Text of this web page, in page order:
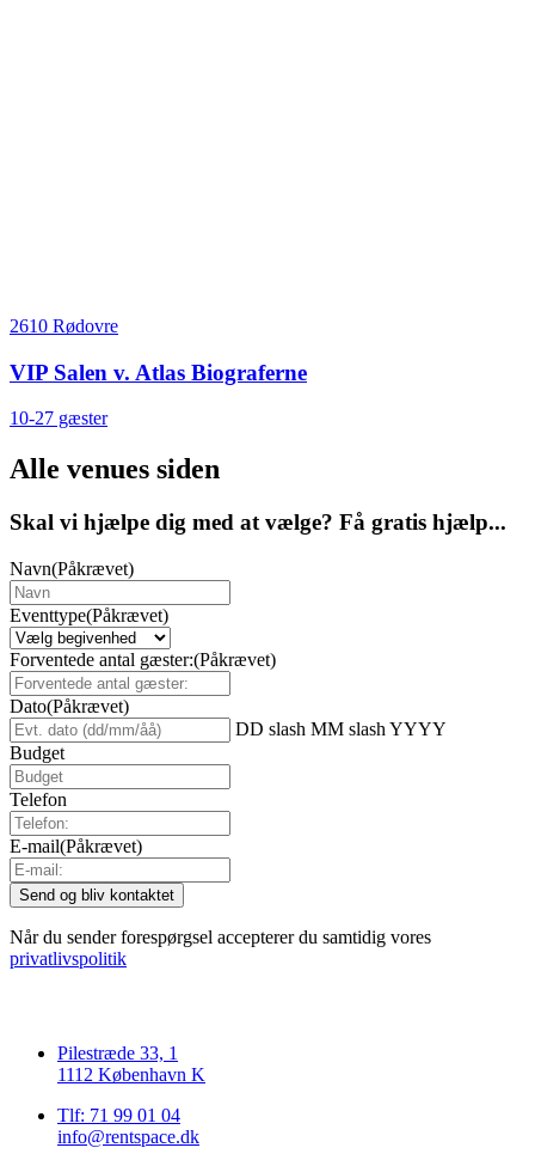
2610 Rødovre
VIP Salen v. Atlas Biograferne
10-27 gæster
Alle venues siden
Skal vi hjælpe dig med at vælge? Få gratis hjælp...
Navn(Påkrævet)
Eventtype(Påkrævet)
Forventede antal gæster:(Påkrævet)
Dato(Påkrævet)
DD slash MM slash YYYY
Budget
Telefon
E-mail(Påkrævet)
Når du sender forespørgsel accepterer du samtidig vores
privatlivspolitik
Pilestræde 33, 1
1112 København K
Tlf: 71 99 01 04
info@rentspace.dk